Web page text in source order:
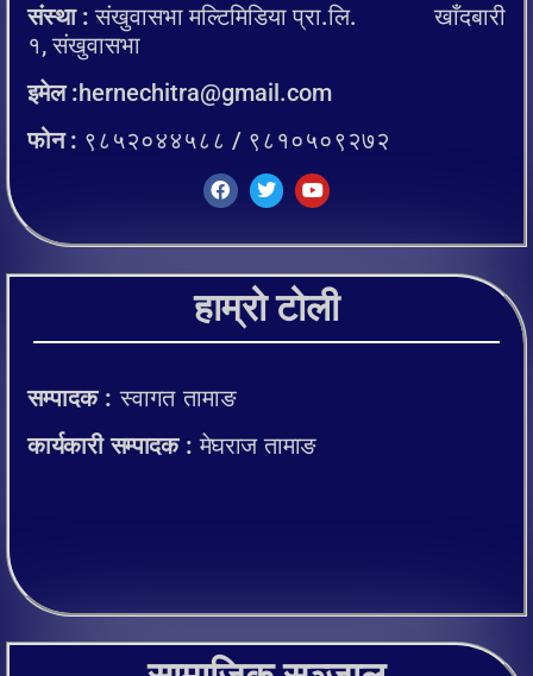
संस्था : संखुवासभा मल्टिमिडिया प्रा.लि. खाँदबारी
१, संखुवासभा
इमेल :hernechitra@gmail.com
फोन : ९८५२०४४५८८ / ९८१०५०९२७२
हाम्रो टोली
सम्पादक :स्वागत तामाङ
कार्यकारी सम्पादक :मेघराज तामाङ